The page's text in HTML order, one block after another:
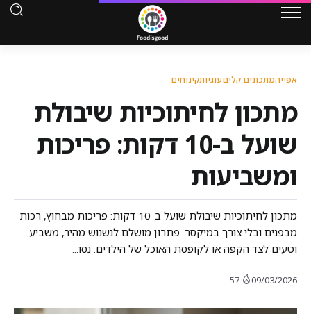
אפייהמתכונים קליםעוגיותקינוחים
מתכון לחיתוכיות שיבולת
שועל ב-10 דקות: פריכות
ומשביעות
מתכון לחיתוכיות שיבולת שועל ב-10 דקות: פריכות מבחוץ, רכות
מבפנים ובלי צורך במיקסר. פתרון מושלם לנשנוש מהיר, משביע
וטעים לצד הקפה או לקופסת האוכל של הילדים. נסו...
09/03/2026
57